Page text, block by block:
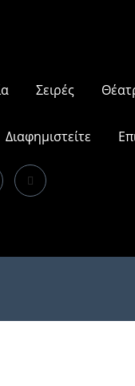
Σειρές
Διαφημιστείτε